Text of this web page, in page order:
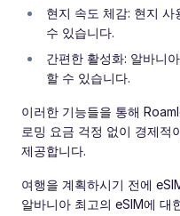
현지 속도 체감: 현지
수 있습니다.
간편한 활성화: 알바니
할 수 있습니다.
이러한 기능들을 통해
로밍 요금 걱정 없이 경제적
제공합니다.
여행을 계획하시기 전에
알바니아 최고의 eSIM에 대